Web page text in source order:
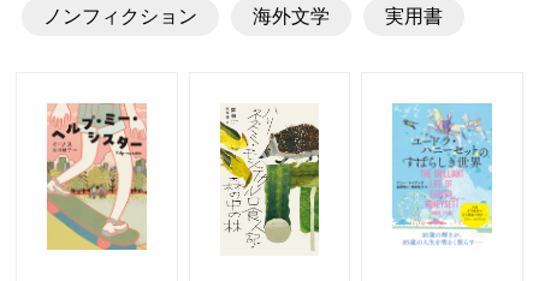
ノンフィクション 海外文学 実用書